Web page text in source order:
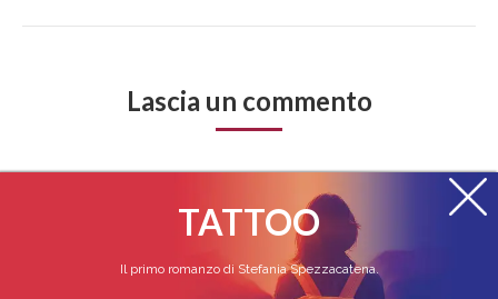
Lascia un commento
TATTOO
Il primo romanzo di Stefania Spezzacatena.